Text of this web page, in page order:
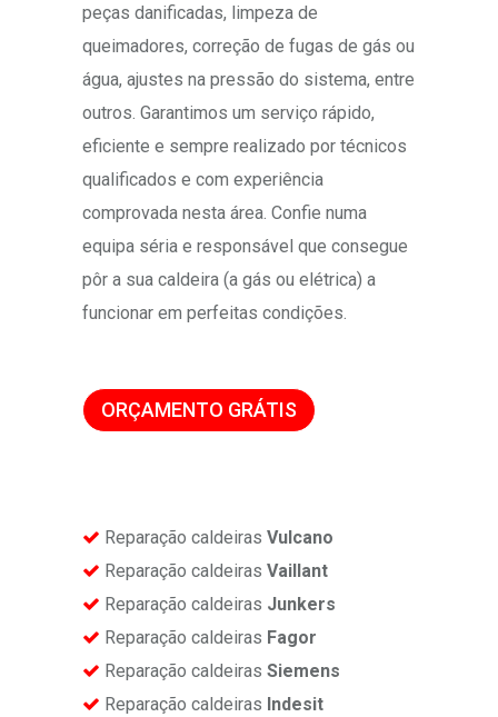
peças danificadas, limpeza de
queimadores, correção de fugas de gás ou
água, ajustes na pressão do sistema, entre
outros. Garantimos um serviço rápido,
eficiente e sempre realizado por técnicos
qualificados e com experiência
comprovada nesta área. Confie numa
equipa séria e responsável que consegue
pôr a sua caldeira (a gás ou elétrica) a
funcionar em perfeitas condições.
ORÇAMENTO GRÁTIS
Reparação caldeiras Vulcano
Reparação caldeiras Vaillant
Reparação caldeiras Junkers
Reparação caldeiras Fagor
Reparação caldeiras Siemens
Reparação caldeiras Indesit